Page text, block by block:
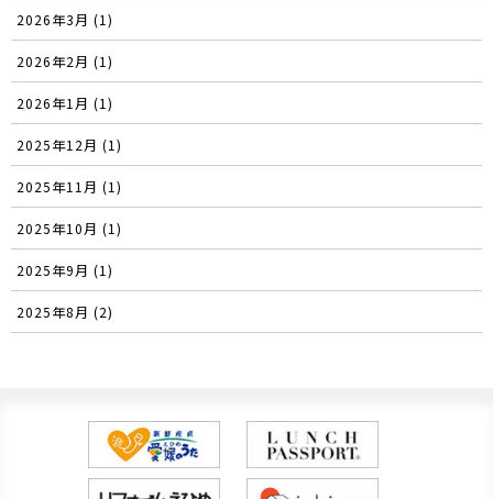
2026年3月 (1)
2026年2月 (1)
2026年1月 (1)
2025年12月 (1)
2025年11月 (1)
2025年10月 (1)
2025年9月 (1)
2025年8月 (2)